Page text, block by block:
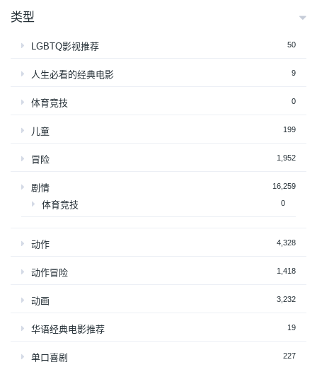
类型
LGBTQ影视推荐 50
人生必看的经典电影 9
体育竞技 0
儿童 199
冒险 1,952
剧情 16,259
体育竞技 0
动作 4,328
动作冒险 1,418
动画 3,232
华语经典电影推荐 19
单口喜剧 227